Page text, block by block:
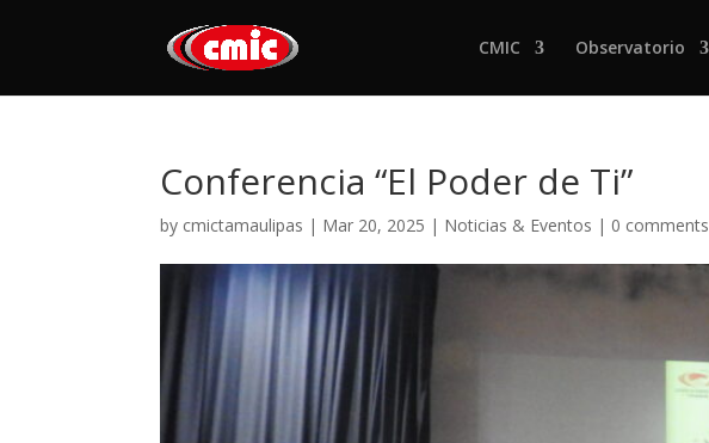
CMIC Observatorio
Conferencia “El Poder de Ti”
by cmictamaulipas | Mar 20, 2025 | Noticias & Eventos | 0 comments